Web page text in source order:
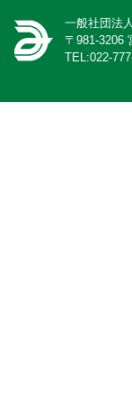
一般社団法
〒981-3206
TEL:022-